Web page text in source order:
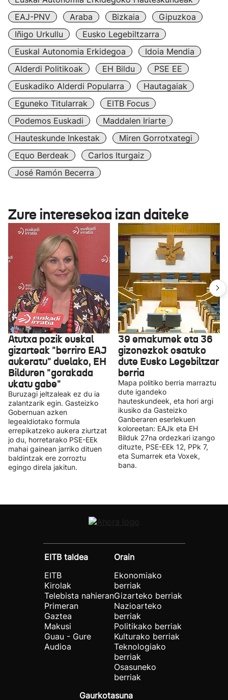
EAJ-PNV
Araba Bizkaia
Gipuzkoa
Iñigo Urkullu
Eusko Legebiltzarra
Euskal Autonomia Erkidegoa
Idoia Mendia
Alderdi Politikoak
EH Bildu
PSE EE
Euskadiko Alderdi Popularra
Hautagaiak
Eguneko Titularrak
EITB Focus
Podemos Euskadi
Maddalen Iriarte
Hauteskunde Inkestak
Miren Gorrotxategi
Equo Berdeak
Carlos Iturgaiz
José Ramón Becerra
Zure interesekoa izan daiteke
Atutxa pozik euskal
gizarteak "berriro EAJ
aukeratu" duelako, EH
Bilduren "gorakada
ukatu gabe"
Buruzagi jeltzaleak ez du ia
zalantzarik egin. Gasteizko
Gobernuan azken
legealdiotako formula
errepikatzeko aukera ziurtzat
jo du, horretarako PSE-EEk
mahai gainean jarriko dituen
baldintzak ere zorroztu
egingo direla jakitun.
39 emakumek eta 36
gizonezkok osatuko
dute Eusko Legebiltzar
berria
Mapa politiko berria marraztu
dute igandeko
hauteskundeek, eta hori argi
ikusiko da Gasteizko
Ganberaren eserlekuen
koloreetan: EAJk eta EH
Bilduk 27na ordezkari izango
dituzte, PSE-EEk 12, PPk 7,
eta Sumarrek eta Voxek,
bana.
EITB taldea
EITB
Kirolak
Telebista nahieran
Primeran
Gaztea
Makusi
Guau - Gure
Audioa
Orain
Ekonomiako
berriak
Gizarteko berriak
Nazioarteko
berriak
Politikako berriak
Kulturako berriak
Teknologiako
berriak
Osasuneko
berriak
Gaurkotasuna